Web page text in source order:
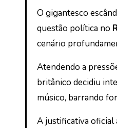
O gigantesco
questão política no
cenário
Atendendo a
britânico decidiu
músico, barrando
A justificativa oficial